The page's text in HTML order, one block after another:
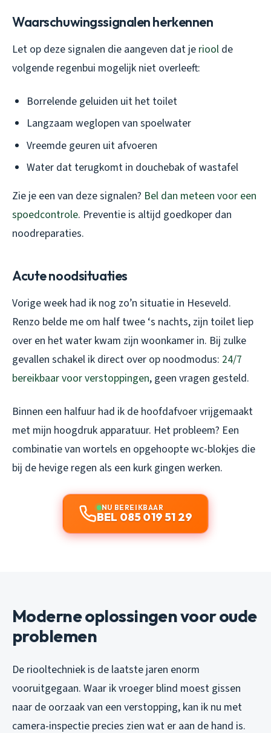
Waarschuwingssignalen herkennen
Let op deze signalen die aangeven dat je riool de
volgende regenbui mogelijk niet overleeft:
Borrelende geluiden uit het toilet
Langzaam weglopen van spoelwater
Vreemde geuren uit afvoeren
Water dat terugkomt in douchebak of wastafel
Zie je een van deze signalen? Bel dan meteen voor een
spoedcontrole. Preventie is altijd goedkoper dan
noodreparaties.
Acute noodsituaties
Vorige week had ik nog zo’n situatie in Heseveld.
Renzo belde me om half twee ‘s nachts, zijn toilet liep
over en het water kwam zijn woonkamer in. Bij zulke
gevallen schakel ik direct over op noodmodus: 24/7
bereikbaar voor verstoppingen, geen vragen gesteld.
Binnen een halfuur had ik de hoofdafvoer vrijgemaakt
met mijn hoogdruk apparatuur. Het probleem? Een
combinatie van wortels en opgehoopte wc-blokjes die
bij de hevige regen als een kurk gingen werken.
NU BEREIKBAAR
BEL 085 019 51 29
Moderne oplossingen voor oude
problemen
De riooltechniek is de laatste jaren enorm
vooruitgegaan. Waar ik vroeger blind moest gissen
naar de oorzaak van een verstopping, kan ik nu met
camera-inspectie precies zien wat er aan de hand is.